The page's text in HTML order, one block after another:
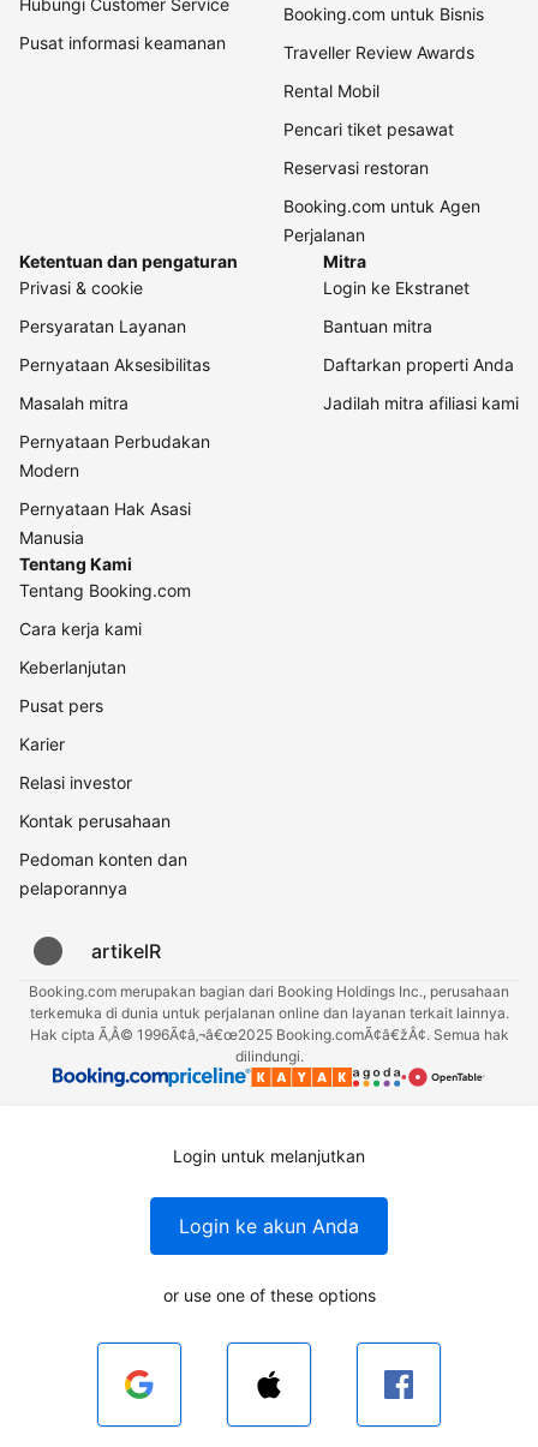
Hubungi Customer Service
Pusat informasi keamanan
Booking.com untuk Bisnis
Traveller Review Awards
Rental Mobil
Pencari tiket pesawat
Reservasi restoran
Booking.com untuk Agen
Perjalanan
Ketentuan dan pengaturan
Privasi & cookie
Persyaratan Layanan
Pernyataan Aksesibilitas
Masalah mitra
Pernyataan Perbudakan
Modern
Pernyataan Hak Asasi
Manusia
Mitra
Login ke Ekstranet
Bantuan mitra
Daftarkan properti Anda
Jadilah mitra afiliasi kami
Tentang Kami
Tentang Booking.com
Cara kerja kami
Keberlanjutan
Pusat pers
Karier
Relasi investor
Kontak perusahaan
Pedoman konten dan
pelaporannya
artikelR
Booking.com merupakan bagian dari Booking Holdings Inc., perusahaan
terkemuka di dunia untuk perjalanan online dan layanan terkait lainnya.
Hak cipta Ã‚Â© 1996Ã¢â‚¬â€œ2025 Booking.comÃ¢â€žÂ¢. Semua hak
dilindungi.
Login untuk melanjutkan
Login ke akun Anda
or use one of these options